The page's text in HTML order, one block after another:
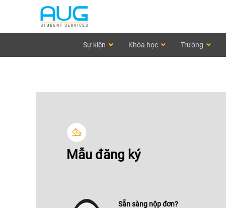
Sự kiện Khóa học Trường
Mẫu đăng ký
Sẵn sàng nộp đơn?